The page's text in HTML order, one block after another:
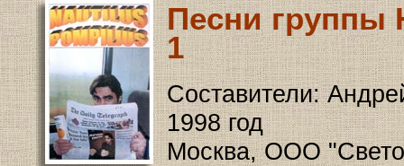
Песни группы
1
Составители:
1998 год
Москва, ООО